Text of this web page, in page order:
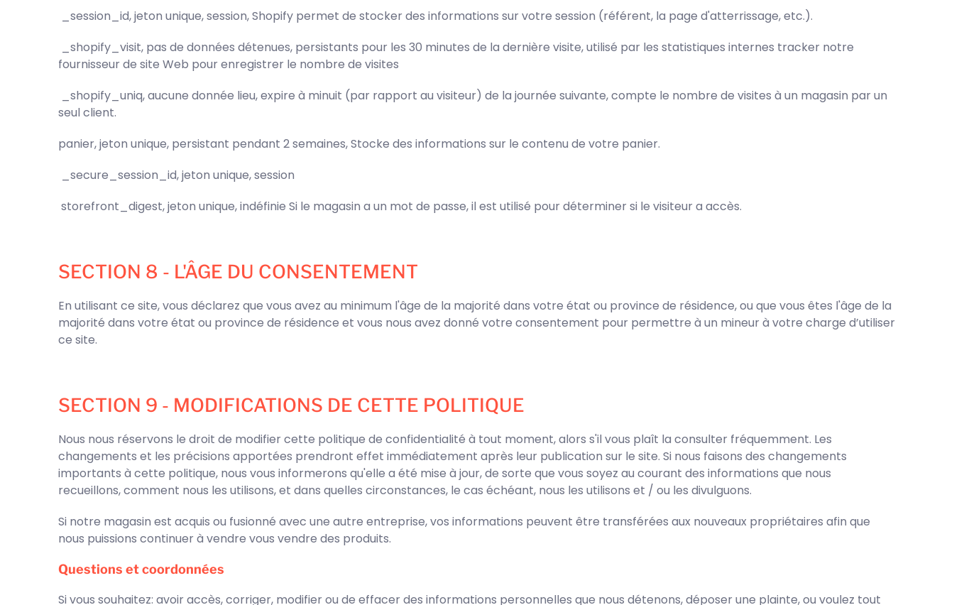
_session_id, jeton unique, session, Shopify permet de stocker des informations sur votre session (référent, la page d'atterrissage, etc.).
_shopify_visit, pas de données détenues, persistants pour les 30 minutes de la dernière visite, utilisé par les statistiques internes tracker notre
fournisseur de site Web pour enregistrer le nombre de visites
_shopify_uniq, aucune donnée lieu, expire à minuit (par rapport au visiteur) de la journée suivante, compte le nombre de visites à un magasin par un
seul client.
panier, jeton unique, persistant pendant 2 semaines, Stocke des informations sur le contenu de votre panier.
_secure_session_id, jeton unique, session
storefront_digest, jeton unique, indéfinie Si le magasin a un mot de passe, il est utilisé pour déterminer si le visiteur a accès.
SECTION 8 - L'ÂGE DU CONSENTEMENT
En utilisant ce site, vous déclarez que vous avez au minimum l'âge de la majorité dans votre état ou province de résidence, ou que vous êtes l'âge de la
majorité dans votre état ou province de résidence et vous nous avez donné votre consentement pour permettre à un mineur à votre charge d’utiliser
ce site.
SECTION 9 - MODIFICATIONS DE CETTE POLITIQUE
Nous nous réservons le droit de modifier cette politique de confidentialité à tout moment, alors s'il vous plaît la consulter fréquemment. Les
changements et les précisions apportées prendront effet immédiatement après leur publication sur le site. Si nous faisons des changements
importants à cette politique, nous vous informerons qu'elle a été mise à jour, de sorte que vous soyez au courant des informations que nous
recueillons, comment nous les utilisons, et dans quelles circonstances, le cas échéant, nous les utilisons et / ou les divulguons.
Si notre magasin est acquis ou fusionné avec une autre entreprise, vos informations peuvent être transférées aux nouveaux propriétaires afin que
nous puissions continuer à vendre vous vendre des produits.
Questions et coordonnées
Si vous souhaitez: avoir accès, corriger, modifier ou de effacer des informations personnelles que nous détenons, déposer une plainte, ou voulez tout